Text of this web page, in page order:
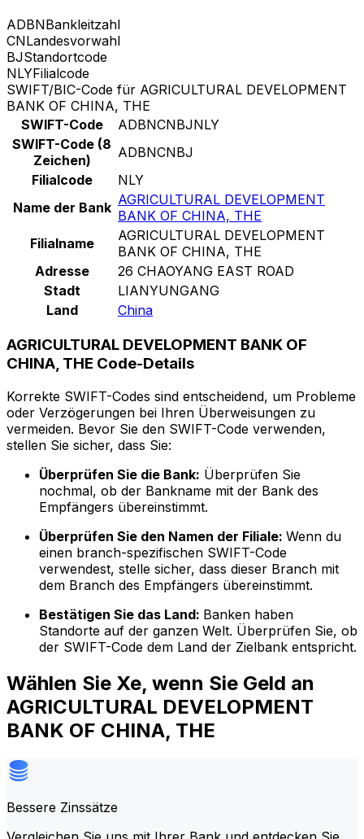
ADBNBankleitzahl
CNLandesvorwahl
BJStandortcode
NLYFilialcode
SWIFT/BIC-Code für AGRICULTURAL DEVELOPMENT
BANK OF CHINA, THE
SWIFT-Code
ADBNCNBJNLY
SWIFT-Code (8
Zeichen)
ADBNCNBJ
Filialcode
NLY
Name der Bank AGRICULTURAL DEVELOPMENT
BANK OF CHINA, THE
Filialname
AGRICULTURAL DEVELOPMENT
BANK OF CHINA, THE
Adresse
26 CHAOYANG EAST ROAD
Stadt
LIANYUNGANG
Land
China
AGRICULTURAL DEVELOPMENT BANK OF
CHINA, THE Code-Details
Korrekte SWIFT-Codes sind entscheidend, um Probleme
oder Verzögerungen bei Ihren Überweisungen zu
vermeiden. Bevor Sie den SWIFT-Code verwenden,
stellen Sie sicher, dass Sie:
Überprüfen Sie die Bank: Überprüfen Sie
nochmal, ob der Bankname mit der Bank des
Empfängers übereinstimmt.
Überprüfen Sie den Namen der Filiale: Wenn du
einen branch-spezifischen SWIFT-Code
verwendest, stelle sicher, dass dieser Branch mit
dem Branch des Empfängers übereinstimmt.
Bestätigen Sie das Land: Banken haben
Standorte auf der ganzen Welt. Überprüfen Sie, ob
der SWIFT-Code dem Land der Zielbank entspricht.
Wählen Sie Xe, wenn Sie Geld an
AGRICULTURAL DEVELOPMENT
BANK OF CHINA, THE
Bessere Zinssätze